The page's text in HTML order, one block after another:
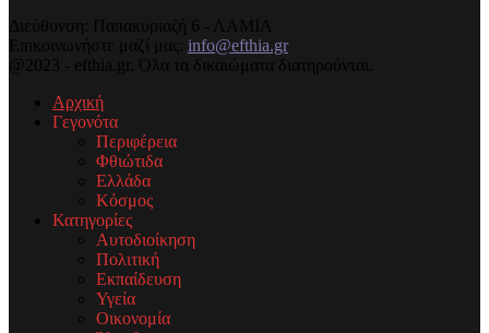
Διεύθυνση: Παπακυριαζή 6 - ΛΑΜΙΑ
Επικοινωνήστε μαζί μας: info@efthia.gr
@2023 - efthia.gr. Όλα τα δικαιώματα διατηρούνται.
Αρχική
Γεγονότα
Περιφέρεια
Φθιώτιδα
Ελλάδα
Κόσμος
Κατηγορίες
Αυτοδιοίκηση
Πολιτική
Εκπαίδευση
Υγεία
Οικονομία